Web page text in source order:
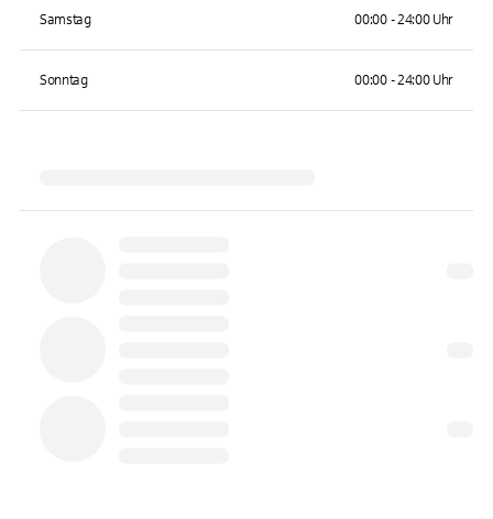
Samstag 00:00 - 24:00 Uhr
Sonntag 00:00 - 24:00 Uhr